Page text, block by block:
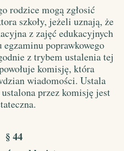
rodzice mogą zgłosić
szkoły, jeżeli uznają, że
z zajęć edukacyjnych
poprawkowego
z trybem ustalenia tej
komisję, która
wiadomości. Ustala
przez komisję jest
§ 44